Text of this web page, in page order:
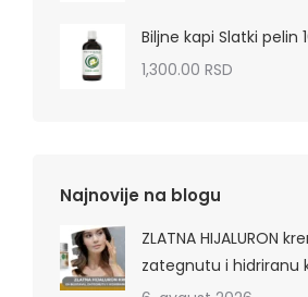
Biljne kapi Slatki pelin
1,300.00 RSD
Najnovije na blogu
ZLATNA HIJALURON
zategnutu i hidriranu